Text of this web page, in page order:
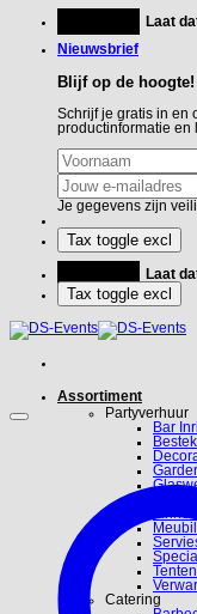
inhoud
Laat
Nieuwsbrief
Blijf op de hoogte!
Schrijf je gratis in en
productinformatie en
Je gegevens zijn
Laat
Assortiment
Partyverhuur
Bar
Koffie
Catering